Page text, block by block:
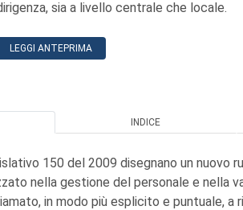
sia a livello centrale che locale.
LEGGI ANTEPRIMA
INDICE
150 del 2009 disegnano un nuovo
nella gestione del personale e nella
in modo più esplicito e puntuale, a